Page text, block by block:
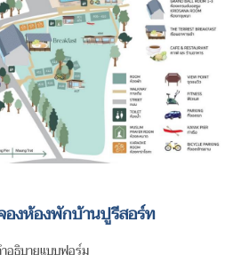
งห้องพักบ้านปูรีสอร์ท
อธิบายแบบฟอร์ม